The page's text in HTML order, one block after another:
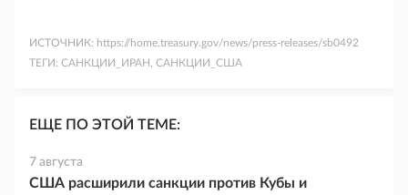
ИСТОЧНИК: https://home.treasury.gov/news/press-releases/sb0492
ТЕГИ: САНКЦИИ_ИРАН, САНКЦИИ_США
ЕЩЕ ПО ЭТОЙ ТЕМЕ:
7 августа
США расширили санкции против Кубы и